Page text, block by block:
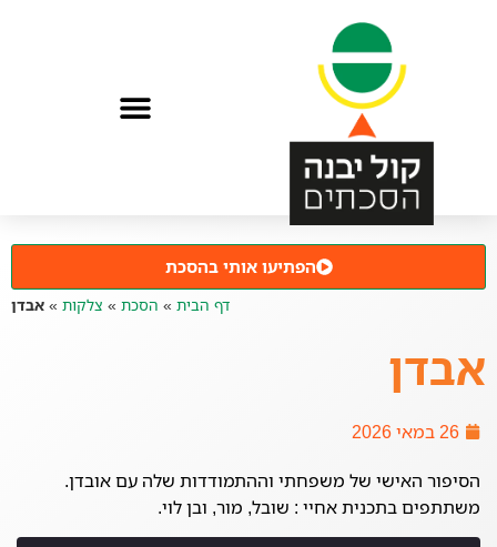
הפתיעו אותי בהסכת
דף הבית » הסכת » צלקות » אבדן
אבדן
26 במאי 2026
הסיפור האישי של משפחתי וההתמודדות שלה עם אובדן.
משתתפים בתכנית אחיי : שובל, מור, ובן לוי.